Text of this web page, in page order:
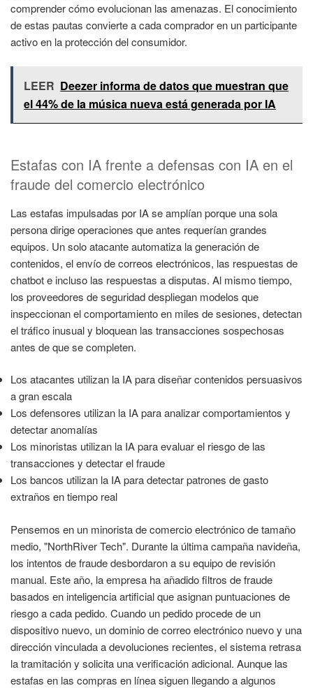
comprender cómo evolucionan las amenazas. El conocimiento
de estas pautas convierte a cada comprador en un participante
activo en la protección del consumidor.
LEER Deezer informa de datos que muestran que
el 44% de la música nueva está generada por IA
Estafas con IA frente a defensas con IA en el
fraude del comercio electrónico
Las estafas impulsadas por IA se amplían porque una sola
persona dirige operaciones que antes requerían grandes
equipos. Un solo atacante automatiza la generación de
contenidos, el envío de correos electrónicos, las respuestas de
chatbot e incluso las respuestas a disputas. Al mismo tiempo,
los proveedores de seguridad despliegan modelos que
inspeccionan el comportamiento en miles de sesiones, detectan
el tráfico inusual y bloquean las transacciones sospechosas
antes de que se completen.
Los atacantes utilizan la IA para diseñar contenidos persuasivos
a gran escala
Los defensores utilizan la IA para analizar comportamientos y
detectar anomalías
Los minoristas utilizan la IA para evaluar el riesgo de las
transacciones y detectar el fraude
Los bancos utilizan la IA para detectar patrones de gasto
extraños en tiempo real
Pensemos en un minorista de comercio electrónico de tamaño
medio, "NorthRiver Tech". Durante la última campaña navideña,
los intentos de fraude desbordaron a su equipo de revisión
manual. Este año, la empresa ha añadido filtros de fraude
basados en inteligencia artificial que asignan puntuaciones de
riesgo a cada pedido. Cuando un pedido procede de un
dispositivo nuevo, un dominio de correo electrónico nuevo y una
dirección vinculada a devoluciones recientes, el sistema retrasa
la tramitación y solicita una verificación adicional. Aunque las
estafas en las compras en línea siguen llegando a algunos